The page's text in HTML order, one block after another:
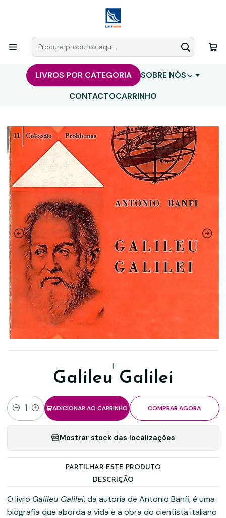
LIVROS POR CATEGORIA
SOBRE NÓS
CONTACTOCARRINHO
|
Galileu Galilei
Quantidade
ADICIONAR AO CARRINHO COMPRAR AGORA
Mostrar stock das localizações
PARTILHAR ESTE PRODUTO
DESCRIÇÃO
O livro Galileu Galilei, da autoria de Antonio Banfi, é uma
biografia que aborda a vida e a obra do cientista italiano